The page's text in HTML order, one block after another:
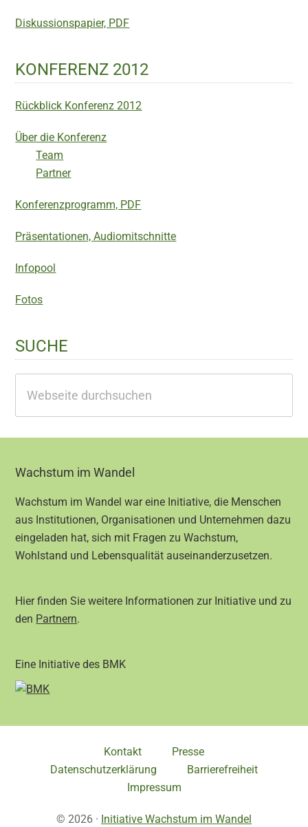
Diskussionspapier, PDF
KONFERENZ 2012
Rückblick Konferenz 2012
Über die Konferenz
Team
Partner
Konferenzprogramm, PDF
Präsentationen, Audiomitschnitte
Infopool
Fotos
SUCHE
durchsuchen
Footer
Wachstum im Wandel
Wachstum im Wandel war eine Initiative, die Menschen
aus Institutionen, Organisationen und Unternehmen dazu
eingeladen hat, sich mit Fragen zu Wachstum,
Wohlstand und Lebensqualität auseinanderzusetzen.
Hier finden Sie weitere Informationen zur Initiative und zu
den Partnern.
Eine Initiative des BMK
Kontakt
Presse
Datenschutzerklärung
Barrierefreiheit
Impressum
© 2026 · Initiative Wachstum im Wandel